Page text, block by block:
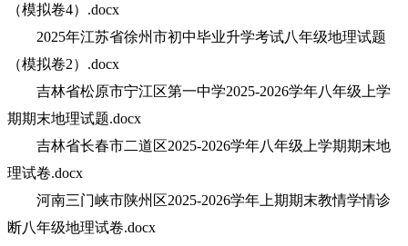
（模拟卷4）.docx
2025年江苏省徐州市初中毕业升学考试八年级地理试题
（模拟卷2）.docx
吉林省松原市宁江区第一中学2025-2026学年八年级上学
期期末地理试题.docx
吉林省长春市二道区2025-2026学年八年级上学期期末地
理试卷.docx
河南三门峡市陕州区2025-2026学年上期期末教情学情诊
断八年级地理试卷.docx